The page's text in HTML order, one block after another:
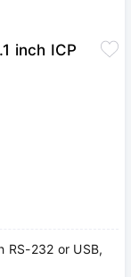
inch ICP
RS-232 or USB,